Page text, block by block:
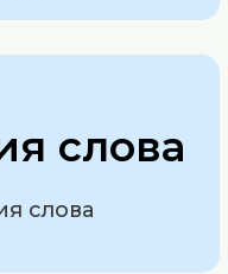
слова
слова